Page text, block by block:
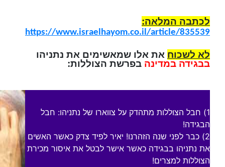
לכתבה המלאה:
https://www.israelhayom.co.il/article/835539
לא לשכוח את אלו שמאשימים את נתניהו
בבגידה במדינה בפרשת הצוללות:
1) חבל הצוללות מתהדק על צווארו של נתניהו: חבל
הבגידה!
2) כבר לפני שנה הזהרנו! יאיר לפיד צדק כאשר האשים
את נתניהו בבגידה כאשר אישר לבטל את איסור מכירת
הצוללות למצרים!